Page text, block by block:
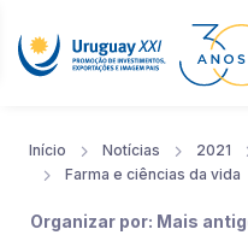
Início Notícias 2021
Farma e ciências da vida
Organizar por: Mais